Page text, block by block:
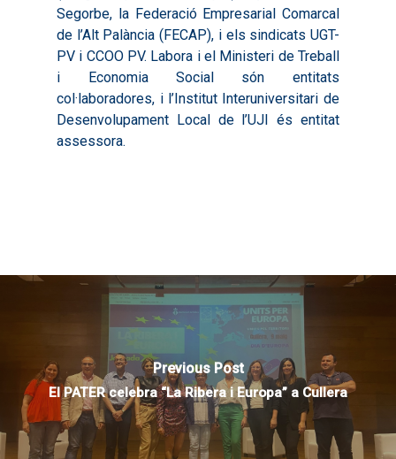
Segorbe, la Federació Empresarial Comarcal
de l’Alt Palància (FECAP), i els sindicats UGT-
PV i CCOO PV. Labora i el Ministeri de Treball
i Economia Social són entitats
col·laboradores, i l’Institut Interuniversitari de
Desenvolupament Local de l’UJI és entitat
assessora.
Previous Post
El PATER celebra “La Ribera i Europa” a Cullera